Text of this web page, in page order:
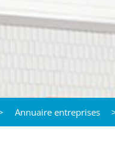
Annuaire entreprises